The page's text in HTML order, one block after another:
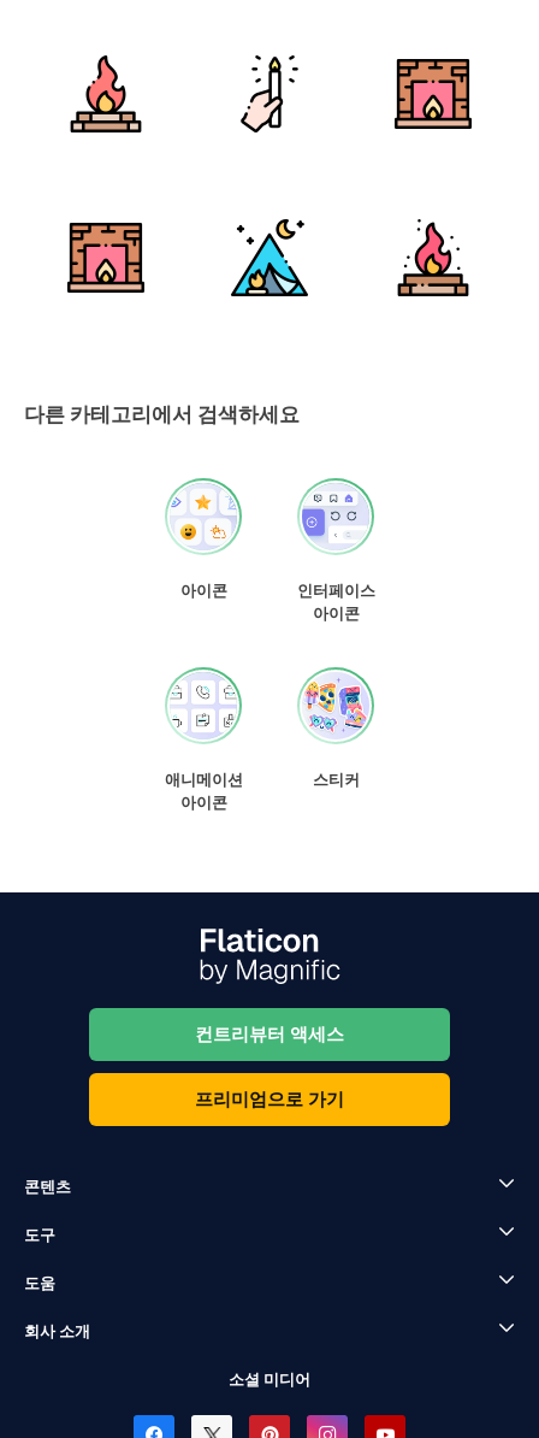
다른 카테고리에서 검색하세요
아이콘
인터페이스
아이콘
애니메이션
아이콘
스티커
컨트리뷰터 액세스
프리미엄으로 가기
콘텐츠
도구
도움
회사 소개
소셜 미디어